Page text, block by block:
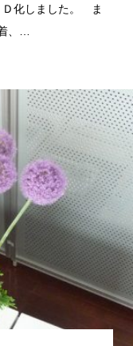
Ｄ化しました。 ま
、…